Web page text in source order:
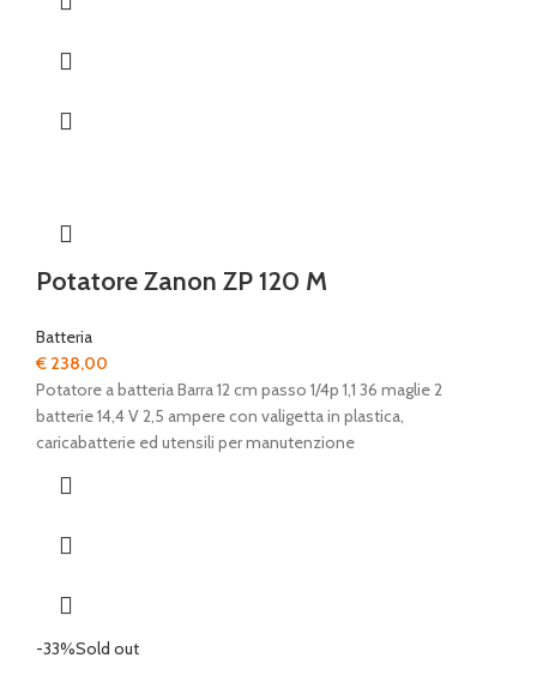
Potatore Zanon ZP 120 M
Batteria
€ 238,00
Potatore a batteria Barra 12 cm passo 1/4p 1,1 36 maglie 2
batterie 14,4 V 2,5 ampere con valigetta in plastica,
caricabatterie ed utensili per manutenzione
-33%Sold out